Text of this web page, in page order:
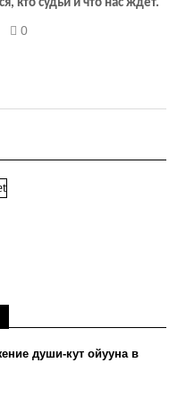
кто судьи и что нас ждет.
0
души-кут ойууна в